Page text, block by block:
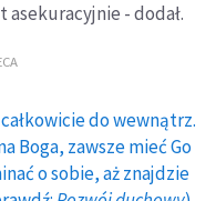
- dodał.
do wewnątrz.
Boga, zawsze mieć Go
o sobie, aż znajdzie